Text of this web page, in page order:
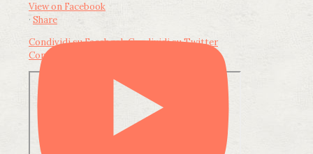
View on Facebook
· Share
Condividi su FacebookCondividi su Twitter
Condividi su LinkedIn